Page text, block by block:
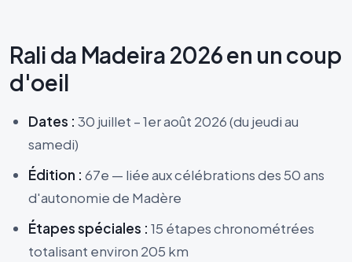
Rali da Madeira 2026 en un coup
d'oeil
Dates : 30 juillet – 1er août 2026 (du jeudi au
samedi)
Édition : 67e — liée aux célébrations des 50 ans
d'autonomie de Madère
Étapes spéciales : 15 étapes chronométrées
totalisant environ 205 km